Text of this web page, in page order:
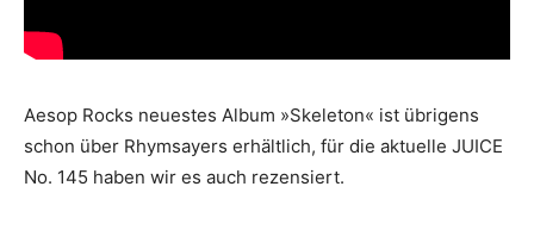
Aesop Rocks neuestes Album »Skeleton« ist übrigens
schon über Rhymsayers erhältlich, für die aktuelle JUICE
No. 145 haben wir es auch rezensiert.